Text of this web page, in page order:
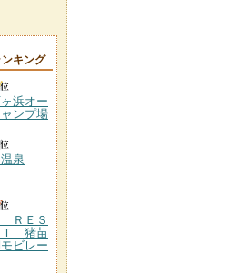
キング
浜オー
ャンプ場
泉
ＲＥＳ
Ｔ 猪苗
ビレー